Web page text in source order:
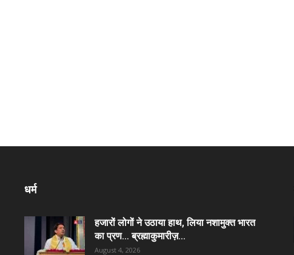
धर्म
हजारों लोगों ने उठाया हाथ, लिया नशामुक्त भारत
का प्रण… ब्रह्माकुमारीज़...
August 4, 2026